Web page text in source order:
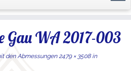
Gau WA 2017-003
den Abmessungen2479 × 3508in